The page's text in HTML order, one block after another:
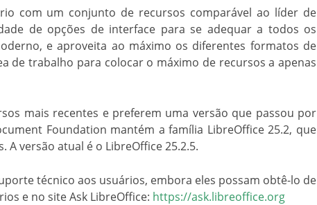
com um conjunto de recursos comparável ao líder de
de opções de interface para se adequar a todos os
e aproveita ao máximo os diferentes formatos de
de trabalho para colocar o máximo de recursos a apenas
mais recentes e preferem uma versão que passou por
Foundation mantém a família LibreOffice 25.2, que
versão atual é o LibreOffice 25.2.5.
técnico aos usuários, embora eles possam obtê-lo de
e no site Ask LibreOffice: https://ask.libreoffice.org